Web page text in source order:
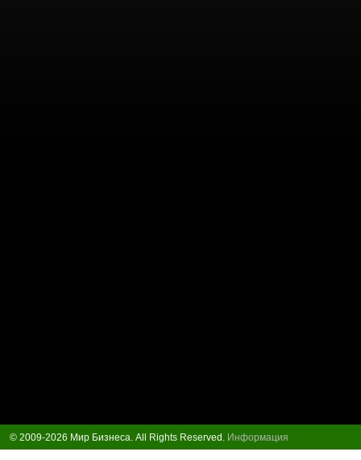
© 2009-2026 Мир Бизнеса. All Rights Reserved. Информация